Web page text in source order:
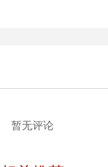
暂无评论